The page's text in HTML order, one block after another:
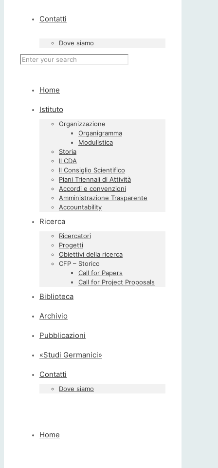
Contatti
Dove siamo
Home
Istituto
Organizzazione
Organigramma
Modulistica
Storia
Il CDA
Il Consiglio Scientifico
Piani Triennali di Attività
Accordi e convenzioni
Amministrazione Trasparente
Accountability
Ricerca
Ricercatori
Progetti
Obiettivi della ricerca
CFP – Storico
Call for Papers
Call for Project Proposals
Biblioteca
Archivio
Pubblicazioni
«Studi Germanici»
Contatti
Dove siamo
Home